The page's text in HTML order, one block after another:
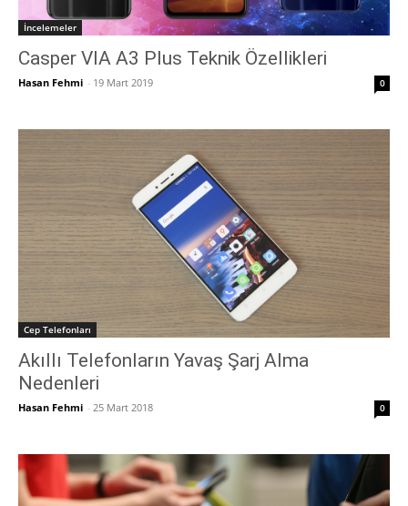
İncelemeler
Casper VIA A3 Plus Teknik Özellikleri
Hasan Fehmi - 19 Mart 2019 0
Cep Telefonları
Akıllı Telefonların Yavaş Şarj Alma
Nedenleri
Hasan Fehmi - 25 Mart 2018 0